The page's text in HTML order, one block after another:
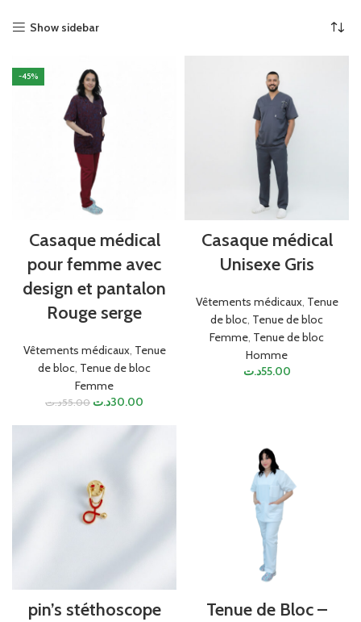
Show sidebar
-45%
Casaque médical
pour femme avec
design et pantalon
Rouge serge
Vêtements médicaux, Tenue
de bloc, Tenue de bloc
Femme
55.00د.ت 30.00د.ت
Casaque médical
Unisexe Gris
Vêtements médicaux, Tenue
de bloc, Tenue de bloc
Femme, Tenue de bloc
Homme
55.00د.ت
pin’s stéthoscope
Tenue de Bloc –